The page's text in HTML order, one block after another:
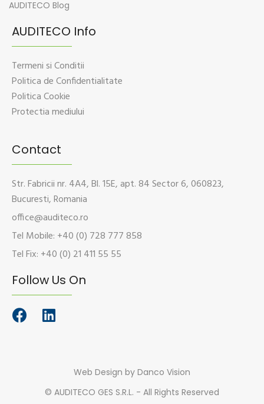
AUDITECO Blog
AUDITECO Info
Termeni si Conditii
Politica de Confidentialitate
Politica Cookie
Protectia mediului
Contact
Str. Fabricii nr. 4A4, Bl. 15E, apt. 84 Sector 6, 060823,
Bucuresti, Romania
office@auditeco.ro
Tel Mobile: +40 (0) 728 777 858
Tel Fix: +40 (0) 21 411 55 55
Follow Us On
© AUDITECO GES S.R.L. - All Rights Reserved
Web Design by Danco Vision